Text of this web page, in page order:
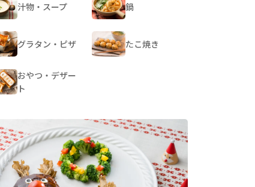
汁物・スープ 鍋
グラタン・ピザ たこ焼き
おやつ・デザー
ト